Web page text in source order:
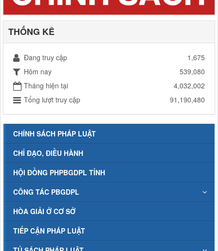
THỐNG KÊ
Đang truy cập
1,675
Hôm nay
539,080
Tháng hiện tại
4,032,002
Tổng lượt truy cập
91,190,480
CHÍNH SÁCH PHÁP LUẬT
CHỈ ĐẠO, ĐIỀU HÀNH
HỘI ĐỒNG PHPBGDPL TỈNH
CÔNG TÁC PBGDPL
HÒA GIẢI Ở CƠ SỞ
TIẾP CẬN PHÁP LUẬT